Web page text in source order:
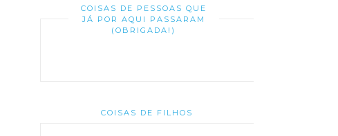
COISAS DE PESSOAS QUE
JÁ POR AQUI PASSARAM
(OBRIGADA!)
COISAS DE FILHOS